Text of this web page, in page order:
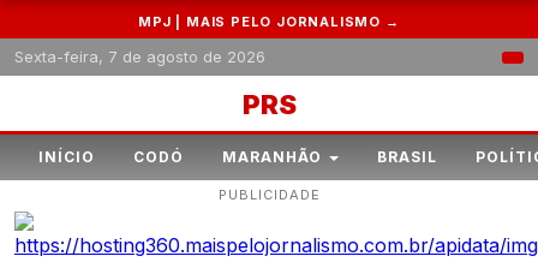
MPJ | MAIS PELO JORNALISMO →
Sexta-feira, 7 de agosto de 2026
PRS
INÍCIO CODÓ MARANHÃO BRASIL
PUBLICIDADE